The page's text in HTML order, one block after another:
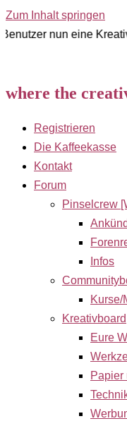
Zum Inhalt springen
nun eine Kreativbörse
where the
Registrieren
Die Kaffeekasse
Kontakt
Forum
Pinselcrew
Infos
Kurse/
Kreativboard
Eure
Papier